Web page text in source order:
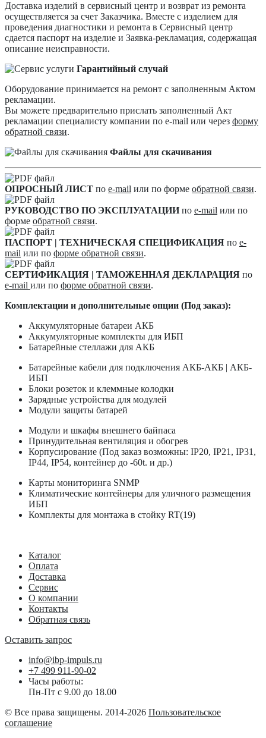
Доставка изделий в сервисный центр и возврат из ремонта
осуществляется за счет Заказчика. Вместе с изделием для
проведения диагностики и ремонта в Сервисный центр
сдается паспорт на изделие и Заявка-рекламация, содержащая
описание неисправности.
Гарантийный случай
Оборудование принимается на ремонт с заполненным Актом
рекламации.
Вы можете предварительно прислать заполненный Акт
рекламации специалисту компании по e-mail или через форму
обратной связи.
Файлы для скачивания
ОПРОСНЫЙ ЛИСТ по e-mail или по форме обратной связи.
РУКОВОДСТВО ПО ЭКСПЛУАТАЦИИпо e-mail или по
форме обратной связи.
ПАСПОРТ | ТЕХНИЧЕСКАЯ СПЕЦИФИКАЦИЯ по e-
mail или по форме обратной связи.
СЕРТИФИКАЦИЯ | ТАМОЖЕННАЯ ДЕКЛАРАЦИЯ по
e-mail или по форме обратной связи.
Комплектации и дополнительные опции (Под заказ):
Аккумуляторные батареи АКБ
Аккумуляторные комплекты для ИБП
Батарейные стеллажи для АКБ
Батарейные кабели для подключения АКБ-АКБ | АКБ-
ИБП
Блоки розеток и клеммные колодки
Зарядные устройства для модулей
Модули защиты батарей
Модули и шкафы внешнего байпаса
Принудительная вентиляция и обогрев
Корпусирование (Под заказ возможны: IP20, IP21, IP31,
IP44, IP54, контейнер до -60t. и др.)
Карты мониторинга SNMP
Климатические контейнеры для уличного размещения
ИБП
Комплекты для монтажа в стойку RT(19)
Каталог
Оплата
Доставка
Сервис
О компании
Контакты
Обратная связь
Оставить запрос
info@ibp-impuls.ru
+7 499 911-90-02
Часы работы:
Пн-Пт с 9.00 до 18.00
© Все права защищены. 2014-2026 Пользовательское
соглашение